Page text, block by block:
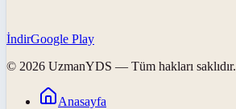
İndirGoogle Play
© 2026 UzmanYDS — Tüm hakları saklıdır.
Anasayfa